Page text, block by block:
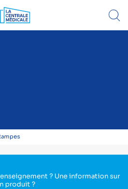
? Une information sur
produit ?